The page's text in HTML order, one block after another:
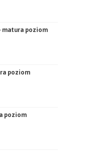
matura poziom
poziom
poziom